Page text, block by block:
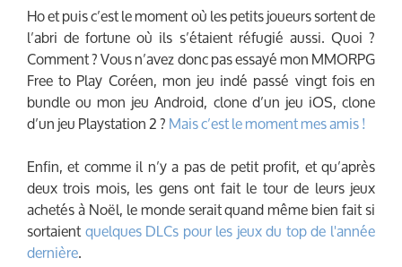
Ho et puis c’est le moment où les petits joueurs sortent de
l’abri de fortune où ils s’étaient réfugié aussi. Quoi ?
Comment ? Vous n’avez donc pas essayé mon MMORPG
Free to Play Coréen, mon jeu indé passé vingt fois en
bundle ou mon jeu Android, clone d’un jeu iOS, clone
d’un jeu Playstation 2 ?Mais c’est le moment mes amis !
Enfin, et comme il n’y a pas de petit profit, et qu’après
deux trois mois, les gens ont fait le tour de leurs jeux
achetés à Noël, le monde serait quand même bien fait si
sortaientquelques DLCspour les jeuxdu top de l'année
dernière.